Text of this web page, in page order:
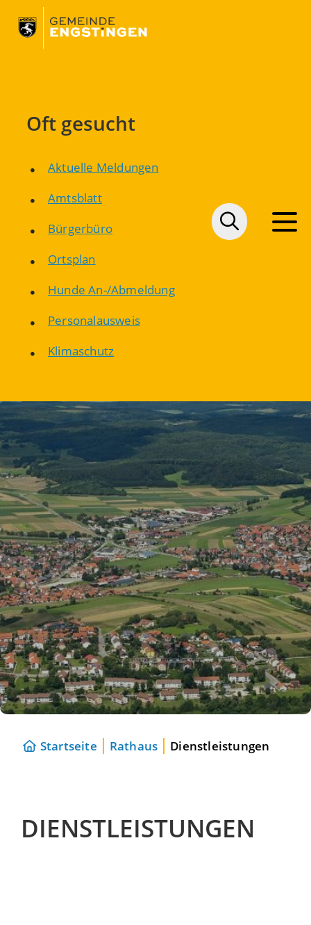
Oft gesucht
Aktuelle Meldungen
Amtsblatt
Bürgerbüro
Ortsplan
Hunde An-/Abmeldung
Personalausweis
Klimaschutz
Startseite Rathaus Dienstleistungen
DIENSTLEISTUNGEN